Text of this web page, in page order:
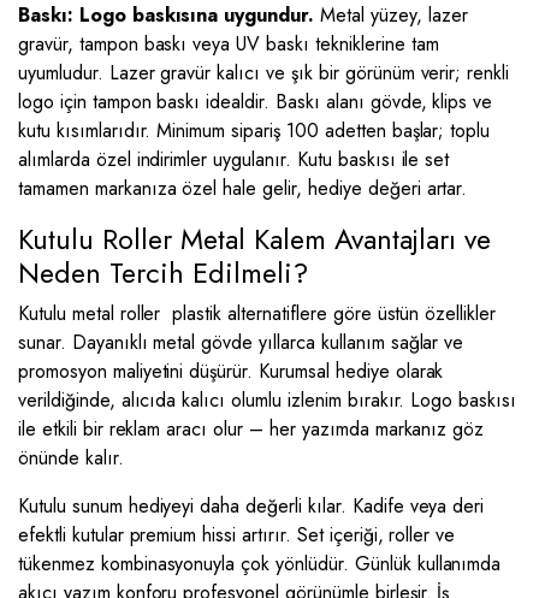
Baskı: Logo baskısına uygundur. Metal yüzey, lazer
gravür, tampon baskı veya UV baskı tekniklerine tam
uyumludur. Lazer gravür kalıcı ve şık bir görünüm verir; renkli
logo için tampon baskı idealdir. Baskı alanı gövde, klips ve
kutu kısımlarıdır. Minimum sipariş 100 adetten başlar; toplu
alımlarda özel indirimler uygulanır. Kutu baskısı ile set
tamamen markanıza özel hale gelir, hediye değeri artar.
Kutulu Roller Metal Kalem Avantajları ve
Neden Tercih Edilmeli?
Kutulu metal roller plastik alternatiflere göre üstün özellikler
sunar. Dayanıklı metal gövde yıllarca kullanım sağlar ve
promosyon maliyetini düşürür. Kurumsal hediye olarak
verildiğinde, alıcıda kalıcı olumlu izlenim bırakır. Logo baskısı
ile etkili bir reklam aracı olur – her yazımda markanız göz
önünde kalır.
Kutulu sunum hediyeyi daha değerli kılar. Kadife veya deri
efektli kutular premium hissi artırır. Set içeriği, roller ve
tükenmez kombinasyonuyla çok yönlüdür. Günlük kullanımda